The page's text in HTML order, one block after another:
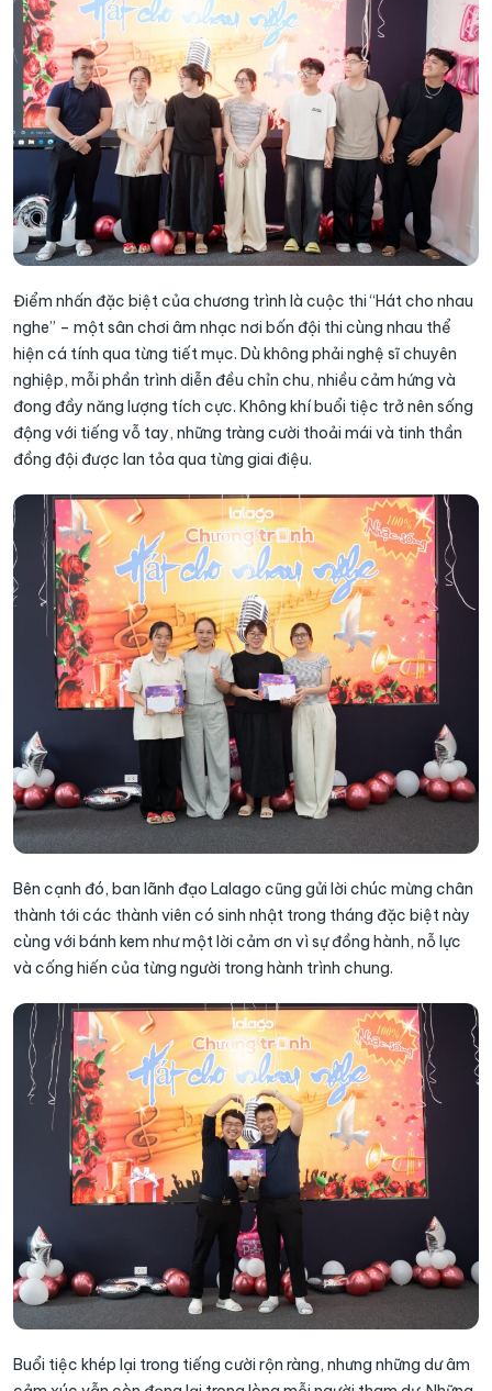
Điểm nhấn đặc biệt của chương trình là cuộc thi “Hát cho nhau
nghe” – một sân chơi âm nhạc nơi bốn đội thi cùng nhau thể
hiện cá tính qua từng tiết mục. Dù không phải nghệ sĩ chuyên
nghiệp, mỗi phần trình diễn đều chỉn chu, nhiều cảm hứng và
đong đầy năng lượng tích cực. Không khí buổi tiệc trở nên sống
động với tiếng vỗ tay, những tràng cười thoải mái và tinh thần
đồng đội được lan tỏa qua từng giai điệu.
Bên cạnh đó, ban lãnh đạo Lalago cũng gửi lời chúc mừng chân
thành tới các thành viên có sinh nhật trong tháng đặc biệt này
cùng với bánh kem như một lời cảm ơn vì sự đồng hành, nỗ lực
và cống hiến của từng người trong hành trình chung.
Buổi tiệc khép lại trong tiếng cười rộn ràng, nhưng những dư âm